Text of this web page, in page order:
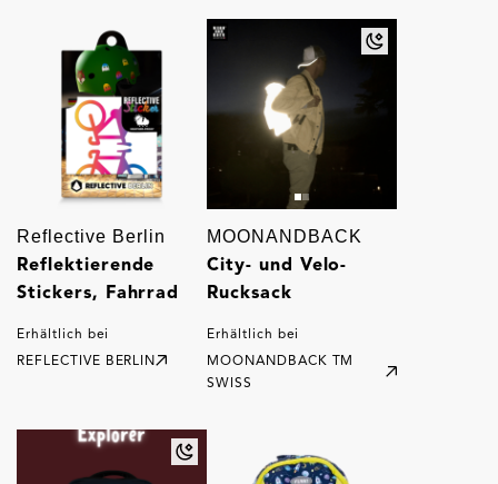
Reflective Berlin
Reflektierende
Stickers, Fahrrad
Erhältlich bei
REFLECTIVE BERLIN
MOONANDBACK
City- und Velo-
Rucksack
Erhältlich bei
MOONANDBACK TM
SWISS